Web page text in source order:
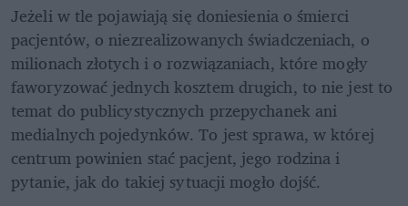
Jeżeli w tle pojawiają się doniesienia o śmierci
pacjentów, o niezrealizowanych świadczeniach, o
milionach złotych i o rozwiązaniach, które mogły
faworyzować jednych kosztem drugich, to nie jest to
temat do publicystycznych przepychanek ani
medialnych pojedynków. To jest sprawa, w której
centrum powinien stać pacjent, jego rodzina i
pytanie, jak do takiej sytuacji mogło dojść.